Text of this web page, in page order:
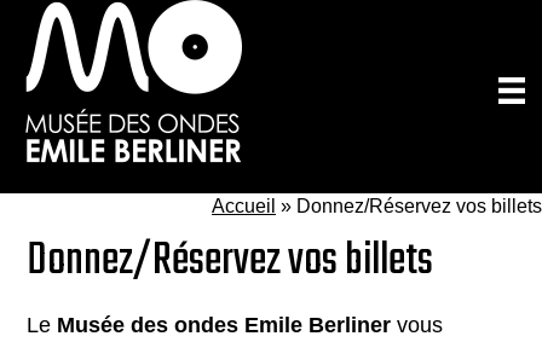
Passer
au
contenu
principal
Accueil » Donnez/Réservez vos billets
Donnez/Réservez vos billets
Le Musée des ondes Emile Berliner vous